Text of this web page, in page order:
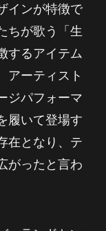
インが特徴で
ちが歌う「生
するアイテム
アーティスト
ジパフォーマ
履いて登場す
在となり、テ
がったと言わ